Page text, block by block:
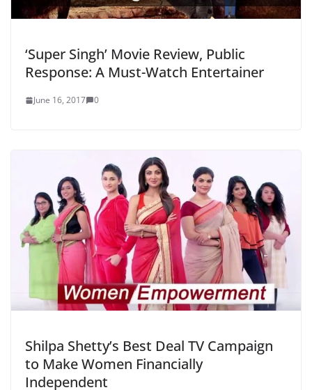
‘Super Singh’ Movie Review, Public
Response: A Must-Watch Entertainer
June 16, 2017 0
Shilpa Shetty’s Best Deal TV Campaign
to Make Women Financially
Independent